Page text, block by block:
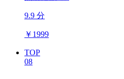
9.9 分
￥ 1999
TOP
08